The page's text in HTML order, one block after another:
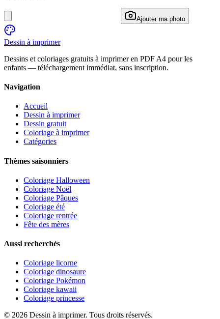
Ajouter ma photo
Dessin à imprimer
Dessins et coloriages gratuits à imprimer en PDF A4 pour les
enfants — téléchargement immédiat, sans inscription.
Navigation
Accueil
Dessin à imprimer
Dessin gratuit
Coloriage à imprimer
Catégories
Thèmes saisonniers
Coloriage Halloween
Coloriage Noël
Coloriage Pâques
Coloriage été
Coloriage rentrée
Fête des mères
Aussi recherchés
Coloriage licorne
Coloriage dinosaure
Coloriage Pokémon
Coloriage kawaii
Coloriage princesse
© 2026 Dessin à imprimer. Tous droits réservés.